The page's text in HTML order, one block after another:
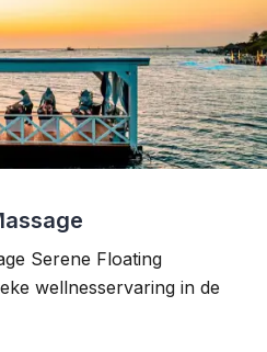
Serene Floating
wellnesservaring in de